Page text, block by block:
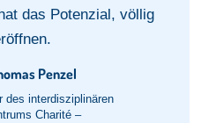
das Potenzial, völlig
Penzel
des interdisziplinären
Charité –